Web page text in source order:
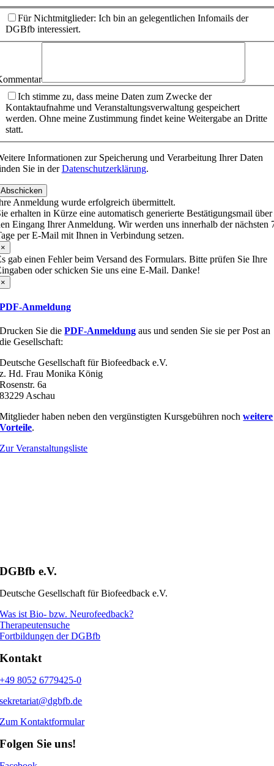
Für Nichtmitglieder: Ich bin an gelegentlichen Infomails der
DGBfb interessiert.
Ich stimme zu, dass meine Daten zum Zwecke der
Kontaktaufnahme und Veranstaltungsverwaltung gespeichert
werden. Ohne meine Zustimmung findet keine Weitergabe an Dritte
statt.
Informationen zur Speicherung und Verarbeitung Ihrer Daten
Sie in derDatenschutzerklärung.
Abschicken
Anmeldung wurde erfolgreich übermittelt.
erhalten in Kürze eine automatisch generierte Bestätigungsmail über
Eingang Ihrer Anmeldung. Wir werden uns innerhalb der nächsten
per E-Mail mit Ihnen in Verbindung setzen.
×
gab einen Fehler beim Versand des Formulars. Bitte prüfen Sie Ihre
oder schicken Sie uns eine E-Mail. Danke!
×
PDF-Anmeldung
Drucken Sie die PDF-Anmeldung aus und senden Sie sie per Post an
die Gesellschaft:
Deutsche Gesellschaft für Biofeedback e.V.
z. Hd. Frau Monika König
Rosenstr. 6a
83229 Aschau
Mitglieder haben neben den vergünstigten Kursgebühren nochweitere
Vorteile.
Zur Veranstaltungsliste
DGBfb e.V.
Deutsche Gesellschaft für Biofeedback e.V.
Was ist Bio- bzw. Neurofeedback?
Therapeutensuche
Fortbildungen der DGBfb
Kontakt
+49 8052 6779425-0
sekretariat@dgbfb.de
Zum Kontaktformular
Folgen Sie uns!